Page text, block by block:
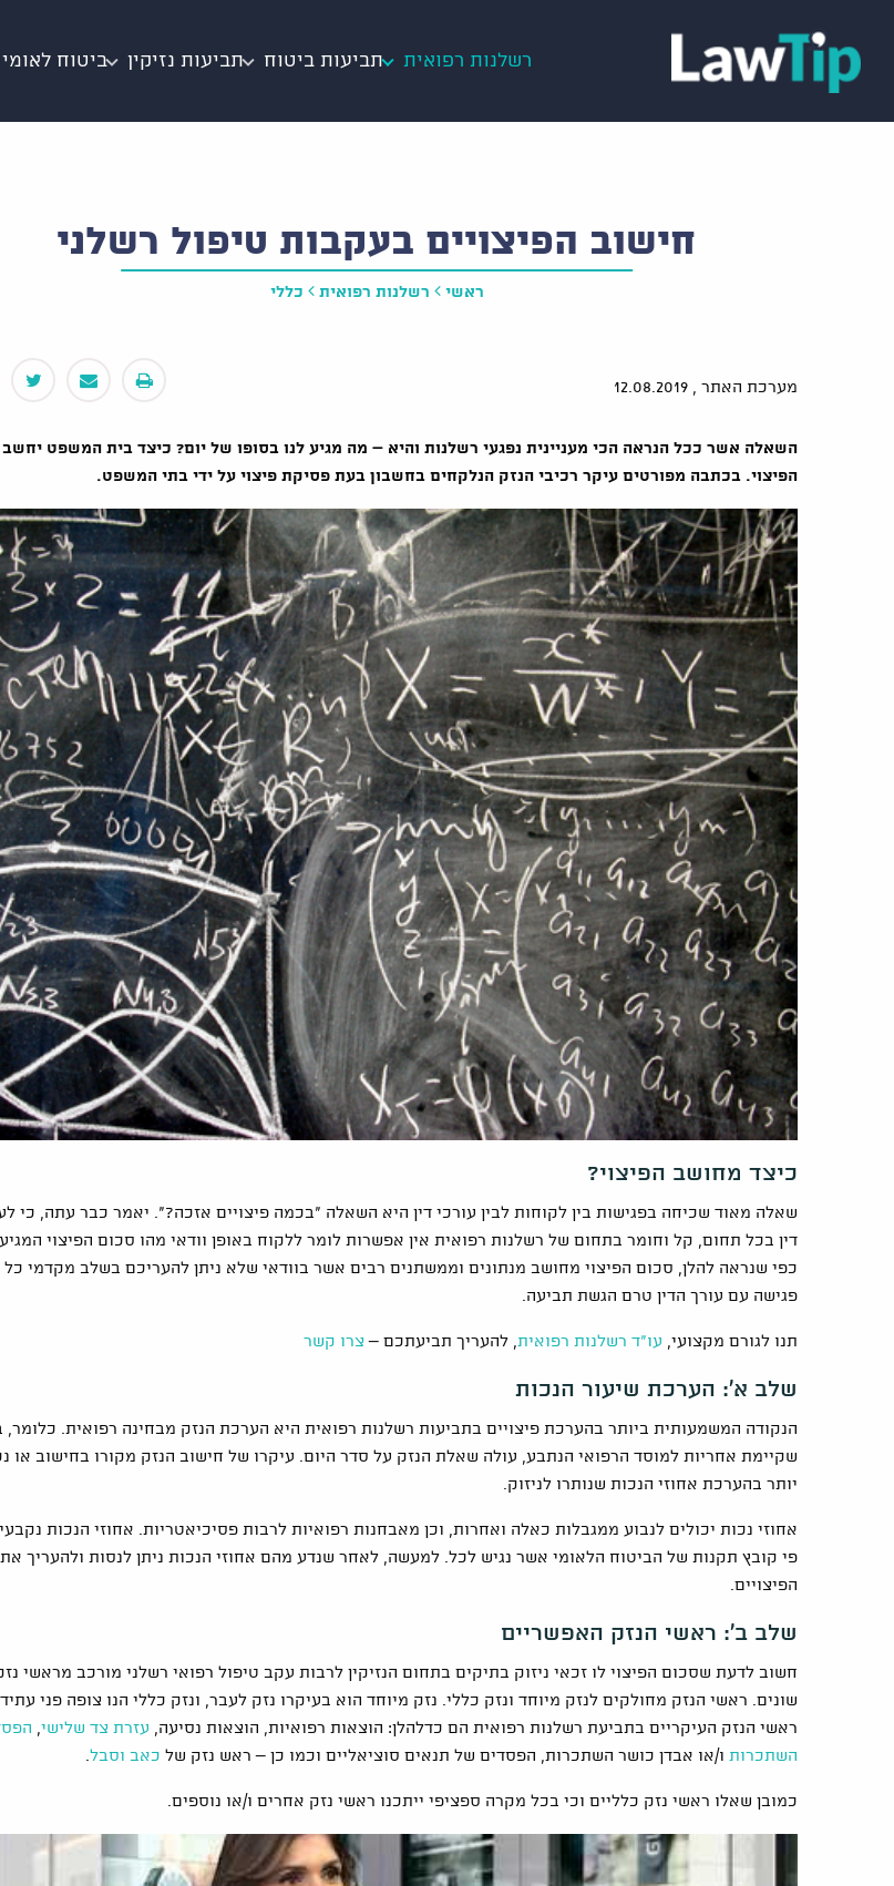
רשלנות רפואית תביעות ביטוח תביעות נזיקין ביטוח לאומי
חישוב הפיצויים בעקבות טיפול רשלני
ראשי רשלנות רפואית כללי
מערכת האתר , 12.08.2019
השאלה אשר ככל הנראה הכי מעניינית נפגעי רשלנות והיא – מה מגיע לנו בסופו של יום? כיצד בית המשפט
הפיצוי. בכתבה מפורטים עיקר רכיבי הנזק הנלקחים בחשבון בעת פסיקת פיצוי על ידי בתי המשפט.
כיצד מחושב הפיצוי?
שאלה מאוד שכיחה בפגישות בין לקוחות לבין עורכי דין היא השאלה "בכמה פיצויים אזכה?". יאמר כבר עתה, כי
דין בכל תחום, קל וחומר בתחום של רשלנות רפואית אין אפשרות לומר ללקוח באופן וודאי מהו סכום הפיצוי
כפי שנראה להלן, סכום הפיצוי מחושב מנתונים וממשתנים רבים אשר בוודאי שלא ניתן להעריכם בשלב מקדמי
פגישה עם עורך הדין טרם הגשת תביעה.
תנו לגורם מקצועי, עו"ד רשלנות רפואית, להעריך תביעתכם – צרו קשר
שלב א': הערכת שיעור הנכות
הנקודה המשמעותית ביותר בהערכת פיצויים בתביעות רשלנות רפואית היא הערכת הנזק מבחינה רפואית. כלומר,
שקיימת אחריות למוסד הרפואי הנתבע, עולה שאלת הנזק על סדר היום. עיקרו של חישוב הנזק מקורו בחישוב או
יותר בהערכת אחוזי הנכות שנותרו לניזוק.
אחוזי נכות יכולים לנבוע ממגבלות כאלה ואחרות, וכן מאבחנות רפואיות לרבות פסיכיאטריות. אחוזי הנכות
פי קובץ תקנות של הביטוח הלאומי אשר נגיש לכל. למעשה, לאחר שנדע מהם אחוזי הנכות ניתן לנסות ולהעריך
הפיצויים.
שלב ב': ראשי הנזק האפשריים
חשוב לדעת שסכום הפיצוי לו זכאי ניזוק בתיקים בתחום הנזיקין לרבות עקב טיפול רפואי רשלני מורכב מראשי
שונים. ראשי הנזק מחולקים לנזק מיוחד ונזק כללי. נזק מיוחד הוא בעיקרו נזק לעבר, ונזק כללי הנו צופה פני
ראשי הנזק העיקריים בתביעת רשלנות רפואית הם כדלהלן: הוצאות רפואיות, הוצאות נסיעה, עזרת צד שלישי,
השתכרות ו/או אבדן כושר השתכרות, הפסדים של תנאים סוציאליים וכמו כן – ראש נזק של כאב וסבל.
כמובן שאלו ראשי נזק כלליים וכי בכל מקרה ספציפי ייתכנו ראשי נזק אחרים ו/או נוספים.